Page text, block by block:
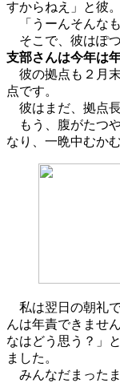
すからねえ」と彼。
「うーんそんなも
そこで、彼はぽつ
支部さんは今年は
彼の拠点も２月
点です。
彼はまだ、拠点長
もう、腹がたつ
なり、一晩中むか
私は翌日の朝礼
んは年責できませ
なはどう思う？」
ました。
みんなだまったま